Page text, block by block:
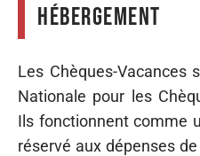
hébergement
Les Chèques-Vacances
Nationale pour les
Ils fonctionnent comme
réservé aux dépenses